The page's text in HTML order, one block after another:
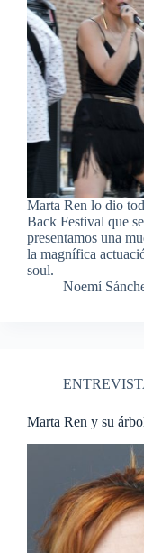
Marta Ren lo dio
Back Festival que
presentamos una
la magnífica
soul.
Noemí
Marta Ren y su